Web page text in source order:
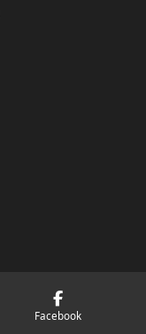
Facebook